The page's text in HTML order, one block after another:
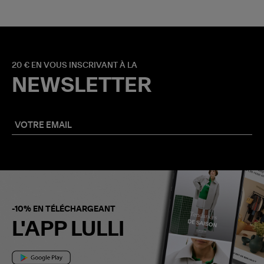
20 € EN VOUS INSCRIVANT À LA
NEWSLETTER
-10% EN TÉLÉCHARGEANT
L'APP LULLI